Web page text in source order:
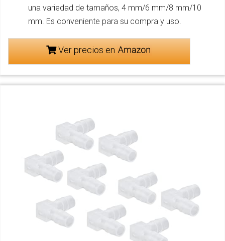
una variedad de tamaños, 4 mm/6 mm/8 mm/10
mm. Es conveniente para su compra y uso.
Ver precios en